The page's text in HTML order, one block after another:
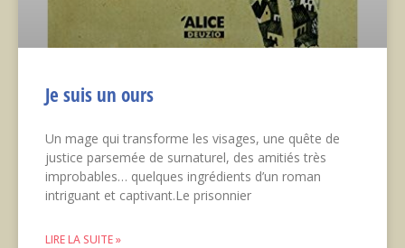
Je suis un ours
Un mage qui transforme les visages, une quête de
justice parsemée de surnaturel, des amitiés très
improbables… quelques ingrédients d’un roman
intriguant et captivant.Le prisonnier
LIRE LA SUITE »